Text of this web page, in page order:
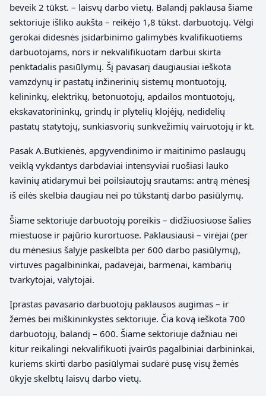
beveik 2 tūkst. – laisvų darbo vietų. Balandį paklausa šiame
sektoriuje išliko aukšta – reikėjo 1,8 tūkst. darbuotojų. Vėlgi
gerokai didesnės įsidarbinimo galimybės kvalifikuotiems
darbuotojams, nors ir nekvalifikuotam darbui skirta
penktadalis pasiūlymų. Šį pavasarį daugiausiai ieškota
vamzdynų ir pastatų inžinerinių sistemų montuotojų,
kelininkų, elektrikų, betonuotojų, apdailos montuotojų,
ekskavatorininkų, grindų ir plytelių klojėjų, nedidelių
pastatų statytojų, sunkiasvorių sunkvežimių vairuotojų ir kt.
Pasak A.Butkienės, apgyvendinimo ir maitinimo paslaugų
veiklą vykdantys darbdaviai intensyviai ruošiasi lauko
kavinių atidarymui bei poilsiautojų srautams: antrą mėnesį
iš eilės skelbia daugiau nei po tūkstantį darbo pasiūlymų.
Šiame sektoriuje darbuotojų poreikis – didžiuosiuose šalies
miestuose ir pajūrio kurortuose. Paklausiausi – virėjai (per
du mėnesius šalyje paskelbta per 600 darbo pasiūlymų),
virtuvės pagalbininkai, padavėjai, barmenai, kambarių
tvarkytojai, valytojai.
Įprastas pavasario darbuotojų paklausos augimas – ir
žemės bei miškininkystės sektoriuje. Čia kovą ieškota 700
darbuotojų, balandį – 600. Šiame sektoriuje dažniau nei
kitur reikalingi nekvalifikuoti įvairūs pagalbiniai darbininkai,
kuriems skirti darbo pasiūlymai sudarė pusę visų žemės
ūkyje skelbtų laisvų darbo vietų.